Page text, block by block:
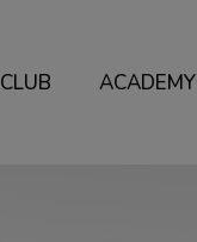
CLUB ACADEMY